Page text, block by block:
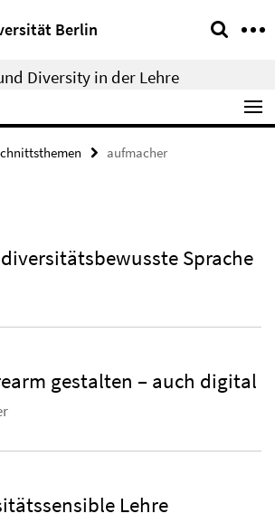
Berlin
Diversity in der Lehre
aufmacher
Sprache
gestalten – auch digital
Lehre